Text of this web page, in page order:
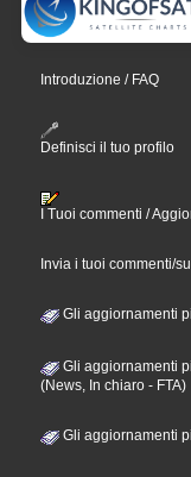
Introduzione / FAQ
Definisci il tuo profilo
I Tuoi commenti /
Invia i tuoi commenti/
Gli aggiornamenti
Gli aggiornamenti
(News, In chiaro - FTA)
Gli aggiornamenti